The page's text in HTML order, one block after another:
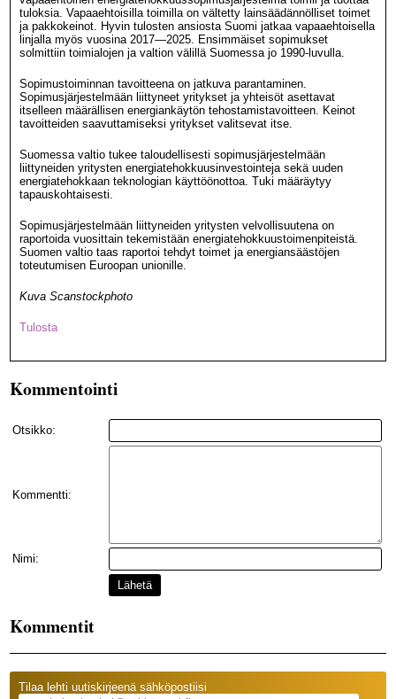
tuloksia. Vapaaehtoisilla toimilla on vältetty lainsäädännölliset toimet
ja pakkokeinot. Hyvin tulosten ansiosta Suomi jatkaa vapaaehtoisella
linjalla myös vuosina 2017—2025. Ensimmäiset sopimukset
solmittiin toimialojen ja valtion välillä Suomessa jo 1990-luvulla.
Sopimustoiminnan tavoitteena on jatkuva parantaminen.
Sopimusjärjestelmään liittyneet yritykset ja yhteisöt asettavat
itselleen määrällisen energiankäytön tehostamistavoitteen. Keinot
tavoitteiden saavuttamiseksi yritykset valitsevat itse.
Suomessa valtio tukee taloudellisesti sopimusjärjestelmään
liittyneiden yritysten energiatehokkuusinvestointeja sekä uuden
energiatehokkaan teknologian käyttöönottoa. Tuki määräytyy
tapauskohtaisesti.
Sopimusjärjestelmään liittyneiden yritysten velvollisuutena on
raportoida vuosittain tekemistään energiatehokkuustoimenpiteistä.
Suomen valtio taas raportoi tehdyt toimet ja energiansäästöjen
toteutumisen Euroopan unionille.
Kuva Scanstockphoto
Tulosta
Kommentointi
Otsikko:
Kommentti:
Nimi:
Lähetä
Kommentit
Tilaa lehti uutiskirjeenä sähköpostiisi